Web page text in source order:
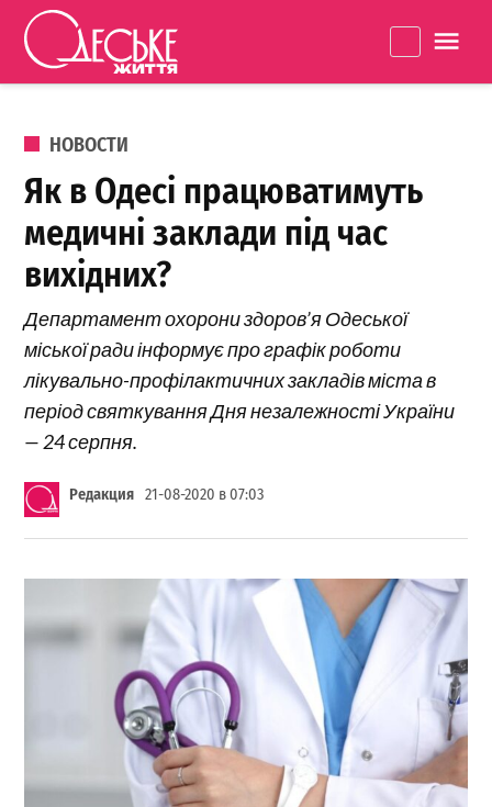
Перейти к содержанию
життя
ОПУБЛИКОВАНО В
НОВОСТИ
Як в Одесі працюватимуть
медичні заклади під час
вихідних?
Департамент охорони здоров’я Одеської
міської ради інформує про графік роботи
лікувально-профілактичних закладів міста в
період святкування Дня незалежності України
— 24 серпня.
Редакция 21-08-2020 в 07:03